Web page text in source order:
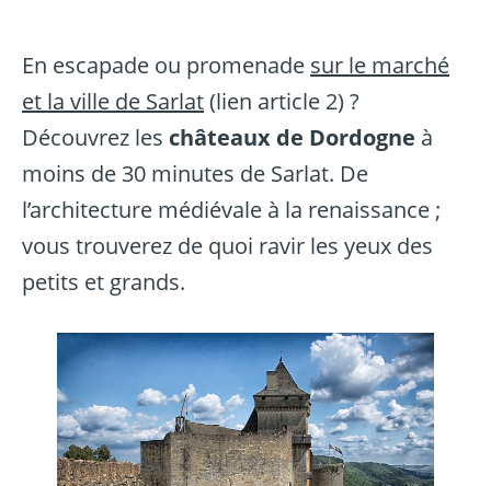
En escapade ou promenade sur le marché
et la ville de Sarlat(lien article 2) ?
Découvrez les châteaux de Dordogne à
moins de 30 minutes de Sarlat. De
l’architecture médiévale à la renaissance ;
vous trouverez de quoi ravir les yeux des
petits et grands.